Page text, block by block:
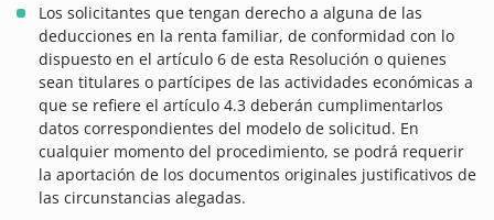
Los solicitantes que tengan derecho a alguna de las
deducciones en la renta familiar, de conformidad con lo
dispuesto en el artículo 6 de esta Resolución o quienes
sean titulares o partícipes de las actividades económicas a
que se refiere el artículo 4.3 deberán cumplimentarlos
datos correspondientes del modelo de solicitud. En
cualquier momento del procedimiento, se podrá requerir
la aportación de los documentos originales justificativos de
las circunstancias alegadas.